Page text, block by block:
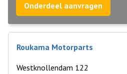
Onderdeel aanvragen
Roukama Motorparts
Westknollendam 122